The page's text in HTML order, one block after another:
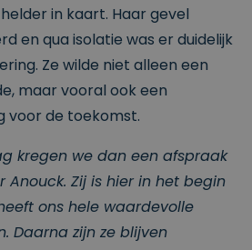
in kaart. Haar gevel
en qua isolatie was er duidelijk
Ze wilde niet alleen een
maar vooral ook een
voor de toekomst.
kregen we dan een afspraak
Anouck. Zij is hier in het begin
ons hele waardevolle
Daarna zijn ze blijven